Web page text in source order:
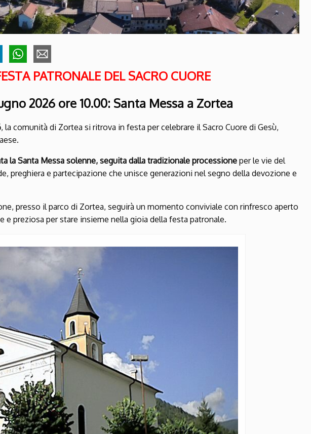
PATRONALE DEL SACRO CUORE
2026 ore 10.00: Santa Messa a Zortea
, la comunità di Zortea si ritrova in festa per celebrare il Sacro Cuore di Gesù,
la Santa Messa solenne, seguita dalla tradizionale processione per le vie del
preghiera e partecipazione che unisce generazioni nel segno della devozione e
presso il parco di Zortea, seguirà un momento conviviale con rinfresco aperto
e preziosa per stare insieme nella gioia della festa patronale.